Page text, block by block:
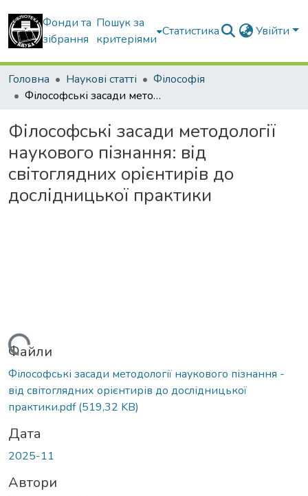
Фонди та
зібрання
Пошук за
критеріями
Статистика Увійти
Головна Наукові статті
Філософія
Філософські засади методології наукового пізнання: від світоглядних орієнтирів до дослідницької практики
Філософські засади методології
наукового пізнання: від
світоглядних орієнтирів до
дослідницької практики
Файли
Філософські засади методології наукового пізнання -
від світоглядних орієнтирів до дослідницької
практики.pdf(519,32 KB)
Дата
2025-11
Автори